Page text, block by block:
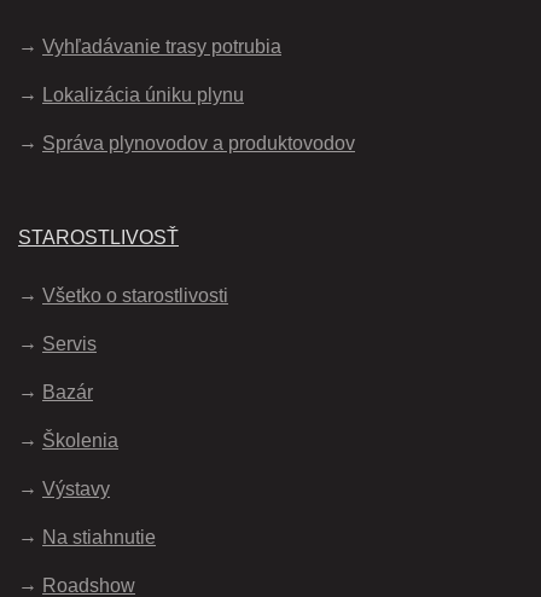
Vyhľadávanie trasy potrubia
Lokalizácia úniku plynu
Správa plynovodov a produktovodov
STAROSTLIVOSŤ
Všetko o starostlivosti
Servis
Bazár
Školenia
Výstavy
Na stiahnutie
Roadshow